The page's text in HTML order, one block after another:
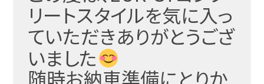
リートスタイルを気に入っ
ていただきありがとうござ
いました
随時お納車準備にとりか